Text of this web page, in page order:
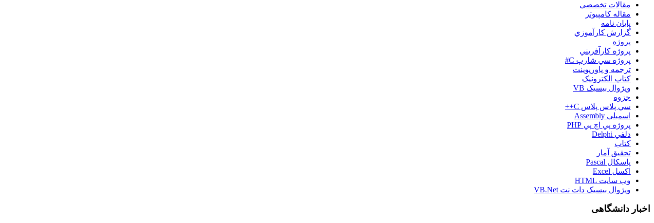
مقالات تخصصي
مقاله کامپیوتر
پایان نامه
گزارش کارآموزي
پروژه
پروژه کارآفريني
پروژه سي شارپ C#
ترجمه و پاورپوينت
کتاب الکترونيک
ويژوال بيسيک VB
جزوه
سي پلاس پلاس C++
اسمبلي Assembly
پروژه پي اچ پي PHP
دلفي Delphi
کتاب
تحقيق آمار
پاسکال Pascal
اکسل Excel
وب سايت HTML
ويژوال بيسيک دات نت VB.Net
اخبار دانشگاهی